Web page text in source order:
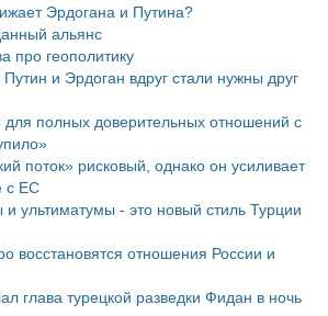
Эрдогана и Путина?
альянс
про геополитику
и Эрдоган вдруг стали нужны друг
полных доверительных отношений с
поток» рисковый, однако он усиливает
с ЕС
и ультиматумы - это новый стиль Турции
восстановятся отношения России и
глава турецкой разведки Фидан в ночь